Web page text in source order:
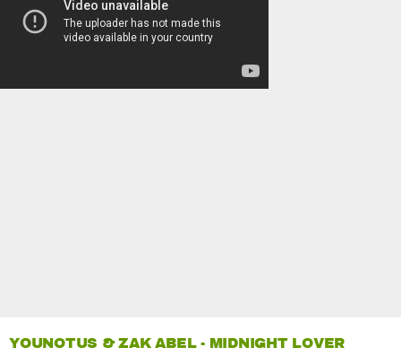
YOUNOTUS & ZAK ABEL - MIDNIGHT LOVER